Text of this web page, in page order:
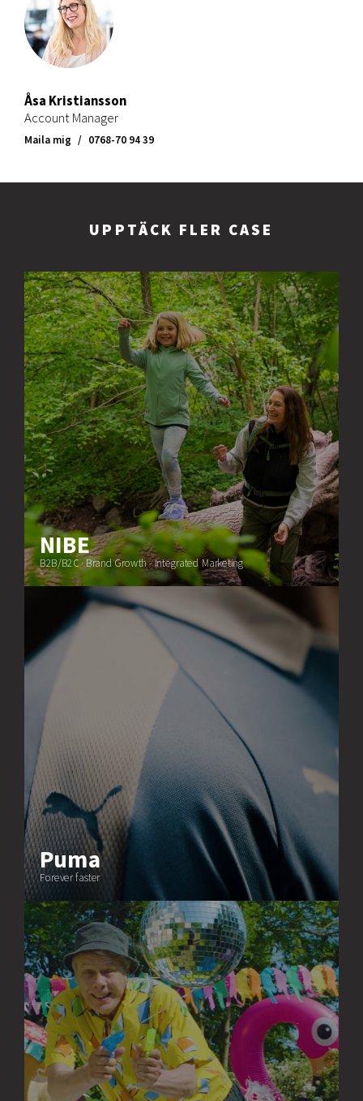
Åsa Kristiansson
Account Manager
Maila mig / 0768-70 94 39
UPPTÄCK FLER CASE
NIBE
B2B/B2C · Brand Growth - Integrated Marketing
Puma
Forever faster